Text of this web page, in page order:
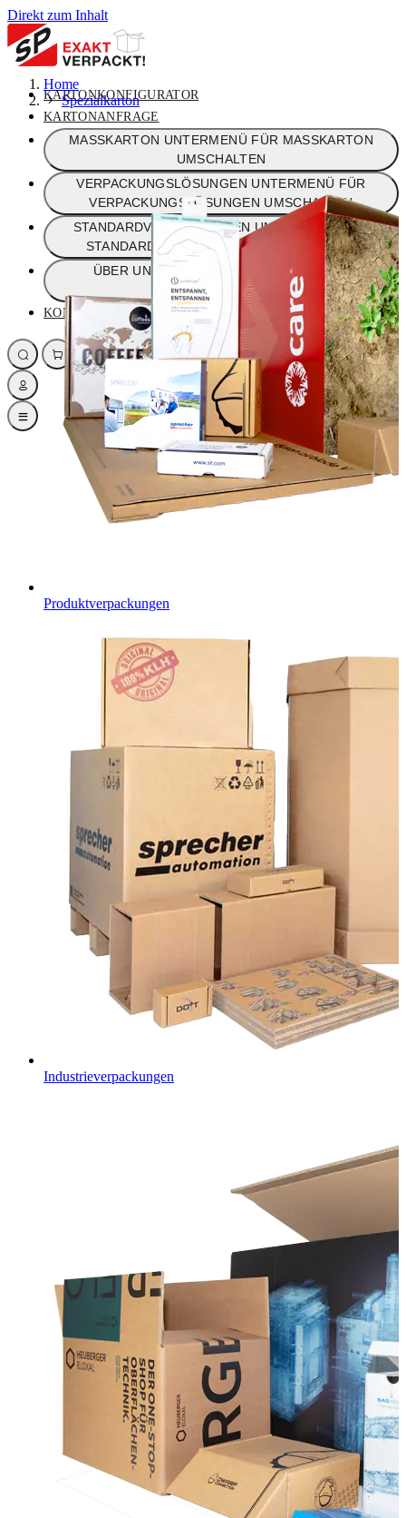
Direkt zum Inhalt
KARTONKONFIGURATOR
KARTONANFRAGE
MASSKARTON UNTERMENÜ FÜR MASSKARTON
UMSCHALTEN
VERPACKUNGSLÖSUNGEN UNTERMENÜ FÜR
VERPACKUNGSLÖSUNGEN UMSCHALTEN
STANDARDVERPACKUNGEN UNTERMENÜ FÜR
STANDARDVERPACKUNGEN UMSCHALTEN
ÜBER UNS
UNTERMENÜ FÜR ÜBER UNS
UMSCHALTEN
KONTAKT
Home
Spezialkarton
Produktverpackungen
Industrieverpackungen